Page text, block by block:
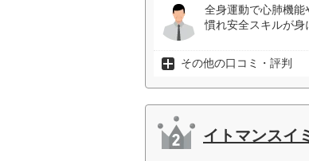
全身運動で心肺機能
慣れ安全スキルが身
その他の口コミ・評判
イトマンスイ